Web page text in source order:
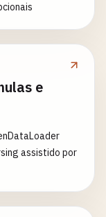
e
assistido por